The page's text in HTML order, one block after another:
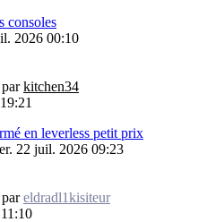
consoles
2026 00:10
parkitchen34
en leverless petit prix
22 juil. 2026 09:23
pareldradl1kisiteur